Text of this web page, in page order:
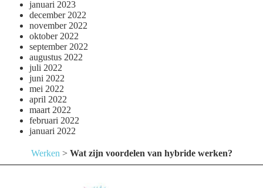
januari 2023
december 2022
november 2022
oktober 2022
september 2022
augustus 2022
juli 2022
juni 2022
mei 2022
april 2022
maart 2022
februari 2022
januari 2022
Werken > Wat zijn voordelen van hybride werken?